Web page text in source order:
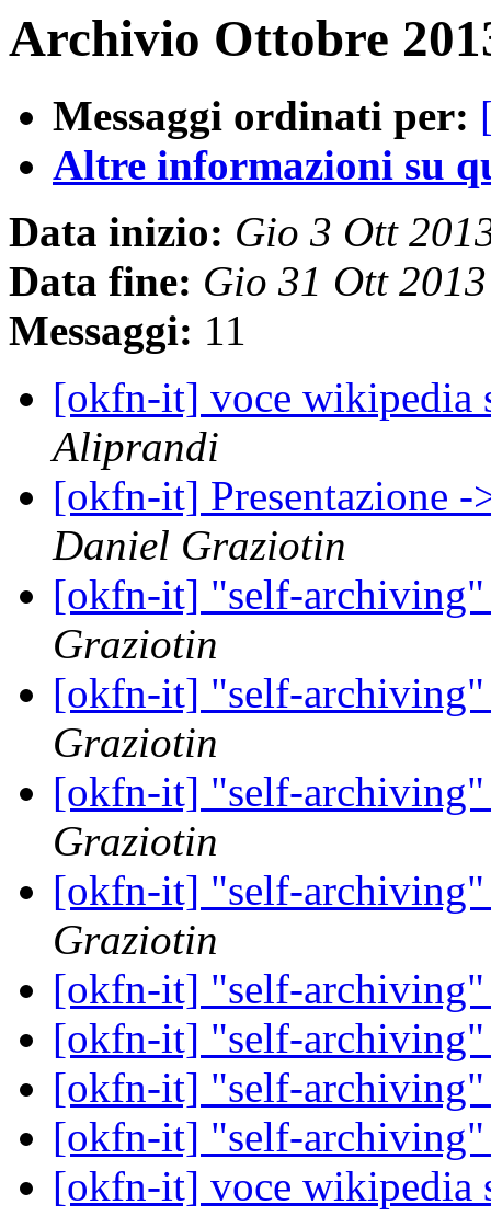
Archivio Ottobre
Messaggi ordinati per:
Altre informazioni su
Data inizio: Gio 3 Ott
Data fine: Gio 31 Ott
Messaggi: 11
[okfn-it] voce wikipedia
Aliprandi
[okfn-it] Presentazione -
Daniel Graziotin
[okfn-it] "self-
Graziotin
[okfn-it] "self-
Graziotin
[okfn-it] "self-
Graziotin
[okfn-it] "self-
Graziotin
[okfn-it] "self-
[okfn-it] "self-
[okfn-it] "self-
[okfn-it] "self-
[okfn-it] voce wikipedia